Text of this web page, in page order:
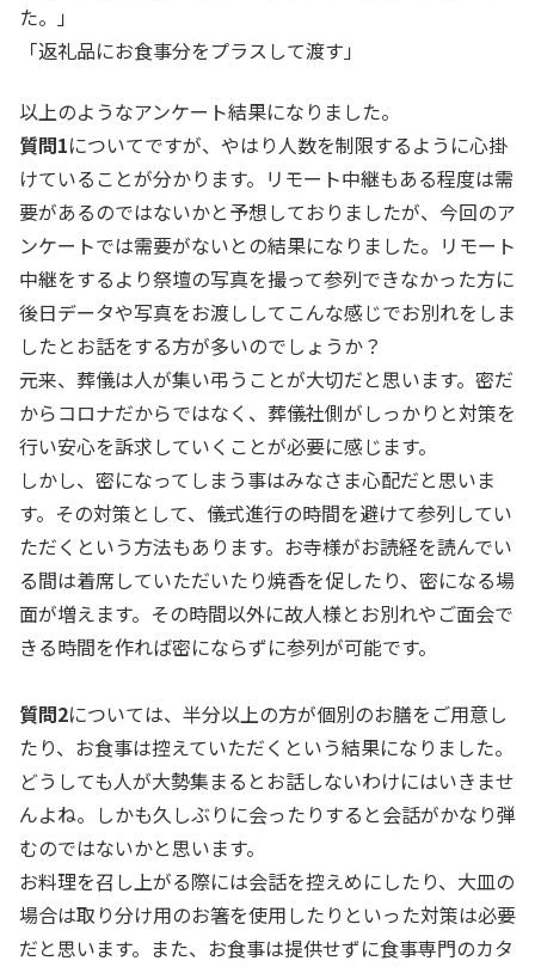
た。」
「返礼品にお食事分をプラスして渡す」
以上のようなアンケート結果になりました。
質問1についてですが、やはり人数を制限するように心掛
けていることが分かります。リモート中継もある程度は需
要があるのではないかと予想しておりましたが、今回のア
ンケートでは需要がないとの結果になりました。リモート
中継をするより祭壇の写真を撮って参列できなかった方に
後日データや写真をお渡ししてこんな感じでお別れをしま
したとお話をする方が多いのでしょうか？
元来、葬儀は人が集い弔うことが大切だと思います。密だ
からコロナだからではなく、葬儀社側がしっかりと対策を
行い安心を訴求していくことが必要に感じます。
しかし、密になってしまう事はみなさま心配だと思いま
す。その対策として、儀式進行の時間を避けて参列してい
ただくという方法もあります。お寺様がお読経を読んでい
る間は着席していただいたり焼香を促したり、密になる場
面が増えます。その時間以外に故人様とお別れやご面会で
きる時間を作れば密にならずに参列が可能です。
質問2については、半分以上の方が個別のお膳をご用意し
たり、お食事は控えていただくという結果になりました。
どうしても人が大勢集まるとお話しないわけにはいきませ
んよね。しかも久しぶりに会ったりすると会話がかなり弾
むのではないかと思います。
お料理を召し上がる際には会話を控えめにしたり、大皿の
場合は取り分け用のお箸を使用したりといった対策は必要
だと思います。また、お食事は提供せずに食事専門のカタ